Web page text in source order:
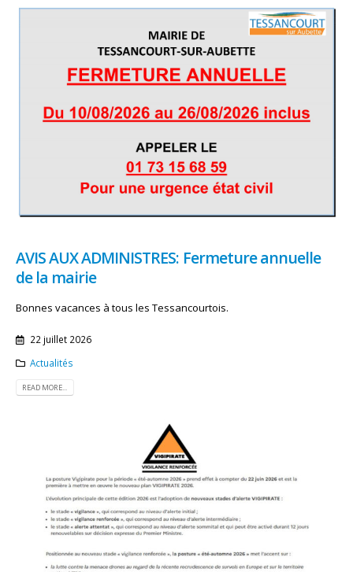
AVIS AUX ADMINISTRES: Fermeture annuelle
de la mairie
Bonnes vacances à tous les Tessancourtois.
22 juillet 2026
Actualités
READ MORE...